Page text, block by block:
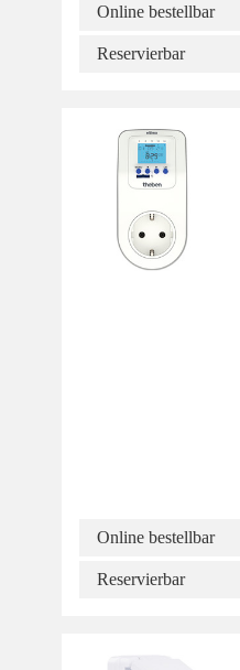
Online bestellbar
Reservierbar
Online bestellbar
Reservierbar